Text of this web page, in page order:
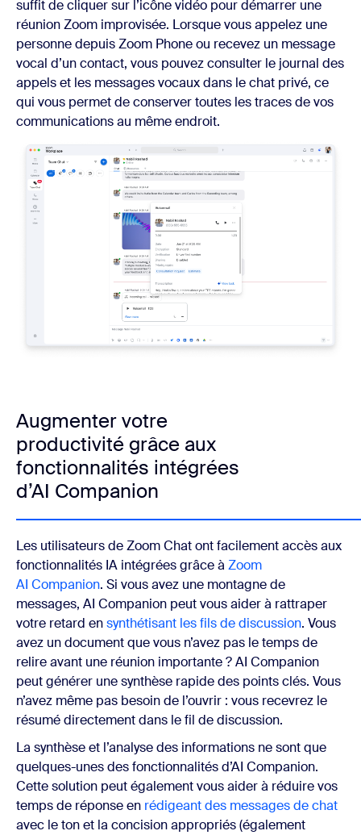
suffit de cliquer sur l’icône vidéo pour démarrer une
réunion Zoom improvisée. Lorsque vous appelez une
personne depuis Zoom Phone ou recevez un message
vocal d’un contact, vous pouvez consulter le journal des
appels et les messages vocaux dans le chat privé, ce
qui vous permet de conserver toutes les traces de vos
communications au même endroit.
Augmenter votre
productivité grâce aux
fonctionnalités intégrées
d’AI Companion
Les utilisateurs de Zoom Chat ont facilement accès aux
fonctionnalités IA intégrées grâce à Zoom
AI Companion. Si vous avez une montagne de
messages, AI Companion peut vous aider à rattraper
votre retard ensynthétisant les fils de discussion. Vous
avez un document que vous n’avez pas le temps de
relire avant une réunion importante ? AI Companion
peut générer une synthèse rapide des points clés. Vous
n’avez même pas besoin de l’ouvrir : vous recevrez le
résumé directement dans le fil de discussion.
La synthèse et l’analyse des informations ne sont que
quelques-unes des fonctionnalités d’AI Companion.
Cette solution peut également vous aider à réduire vos
temps de réponse en rédigeant des messages de chat
avec le ton et la concision appropriés (également